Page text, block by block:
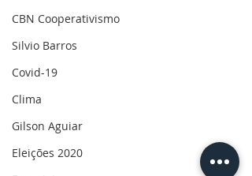
CBN Cooperativismo
Silvio Barros
Covid-19
Clima
Gilson Aguiar
Eleições 2020